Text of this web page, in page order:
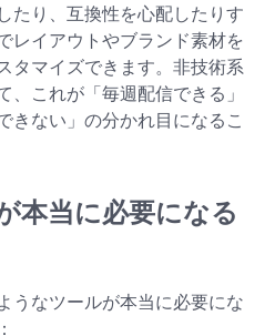
たり、互換性を心配したりす
レイアウトやブランド素材を
タマイズできます。非技術系
これが「毎週配信できる」
きない」の分かれ目になるこ
本当に必要になる
うなツールが本当に必要にな